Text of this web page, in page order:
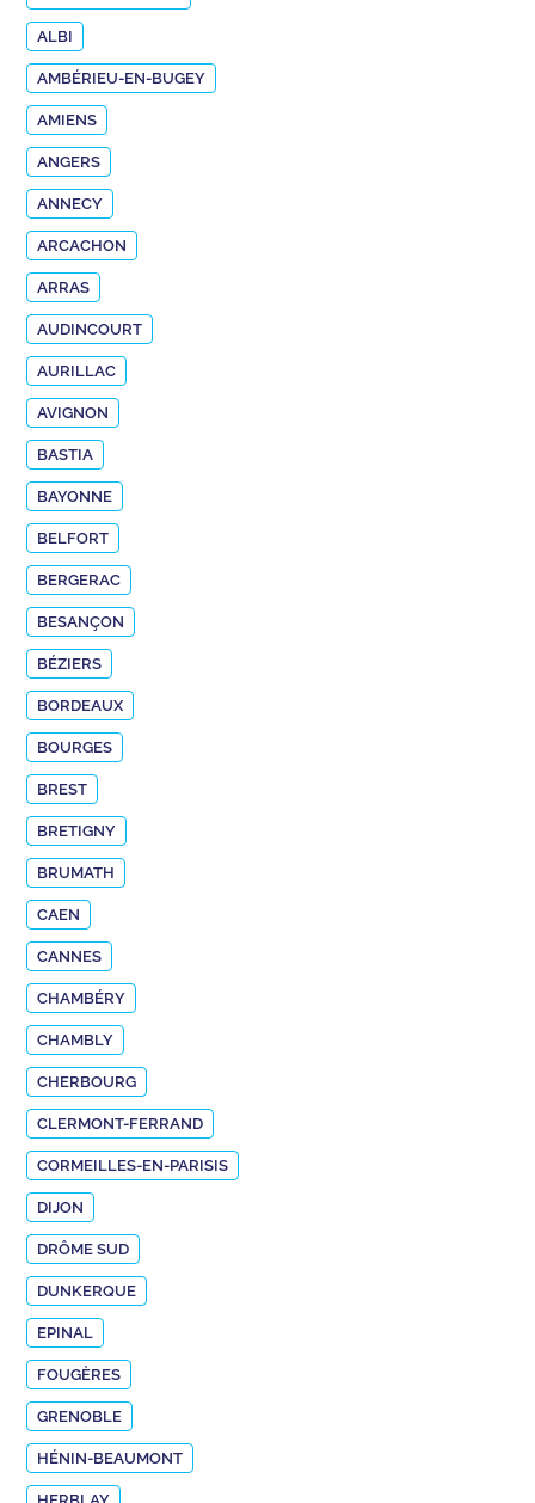
ALBI
AMBÉRIEU-EN-BUGEY
AMIENS
ANGERS
ANNECY
ARCACHON
ARRAS
AUDINCOURT
AURILLAC
AVIGNON
BASTIA
BAYONNE
BELFORT
BERGERAC
BESANÇON
BÉZIERS
BORDEAUX
BOURGES
BREST
BRETIGNY
BRUMATH
CAEN
CANNES
CHAMBÉRY
CHAMBLY
CHERBOURG
CLERMONT-FERRAND
CORMEILLES-EN-PARISIS
DIJON
DRÔME SUD
DUNKERQUE
EPINAL
FOUGÈRES
GRENOBLE
HÉNIN-BEAUMONT